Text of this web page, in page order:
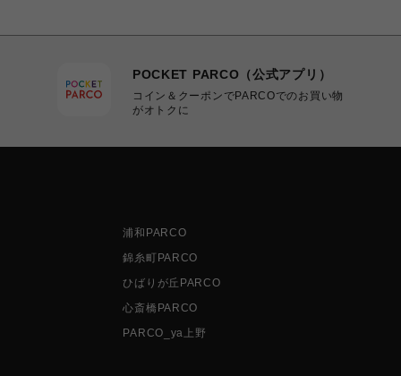
POCKET PARCO（公式アプリ）
コイン＆クーポンでPARCOでのお買い物
がオトクに
浦和PARCO
錦糸町PARCO
ひばりが丘PARCO
心斎橋PARCO
PARCO_ya上野